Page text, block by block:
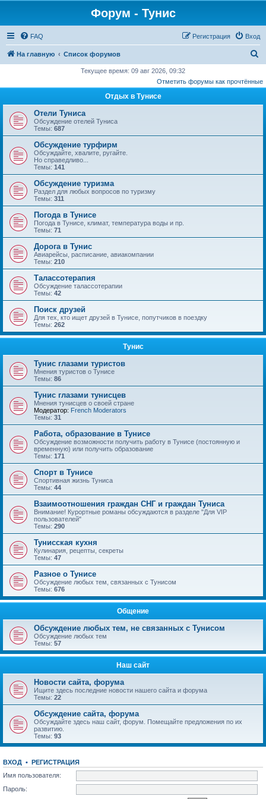
Форум - Тунис
FAQ Вход
Регистрация
На главную Список форумов
и
Текущее время: 09 авг 2026, 09:32
Отметить форумы как прочтённые
Отдых в Тунисе
Отели Туниса
Обсуждение отелей Туниса
Темы: 687
Обсуждение турфирм
Обсуждайте, хвалите, ругайте.
Но справедливо...
Темы: 141
Обсуждение туризма
Раздел для любых вопросов по туризму
Темы: 311
Погода в Тунисе
Погода в Тунисе, климат, температура воды и пр.
Темы: 71
Дорога в Тунис
Авиарейсы, расписание, авиакомпании
Темы: 210
Талассотерапия
Обсуждение талассотерапии
Темы: 42
Поиск друзей
Для тех, кто ищет друзей в Тунисе, попутчиков в поездку
Темы: 262
Тунис
Тунис глазами туристов
Мнения туристов о Тунисе
Темы: 86
Тунис глазами тунисцев
Мнения тунисцев о своей стране
Модератор: French Moderators
Темы: 31
Работа, образование в Тунисе
Обсуждение возможности получить работу в Тунисе (постоянную и
временную) или получить образование
Темы: 171
Спорт в Тунисе
Спортивная жизнь Туниса
Темы: 44
Взаимоотношения граждан СНГ и граждан Туниса
Внимание! Курортные романы обсуждаются в разделе "Для VIP
пользователей"
Темы: 290
Тунисская кухня
Кулинария, рецепты, секреты
Темы: 47
Разное о Тунисе
Обсуждение любых тем, связанных с Тунисом
Темы: 676
Общение
Обсуждение любых тем, не связанных с Тунисом
Обсуждение любых тем
Темы: 57
Наш сайт
Новости сайта, форума
Ищите здесь последние новости нашего сайта и форума
Темы: 22
Обсуждение сайта, форума
Обсуждайте здесь наш сайт, форум. Помещайте предложения по их
развитию.
Темы: 93
ВХОД • РЕГИСТРАЦИЯ
Имя пользователя:
Пароль: